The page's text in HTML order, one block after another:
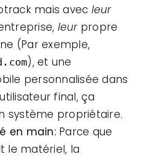
mais avec leur
leurpropre
(Par exemple,
), et une
personnalisée dans
final, ça
système propriétaire.
en main:Parce que
le matériel, la